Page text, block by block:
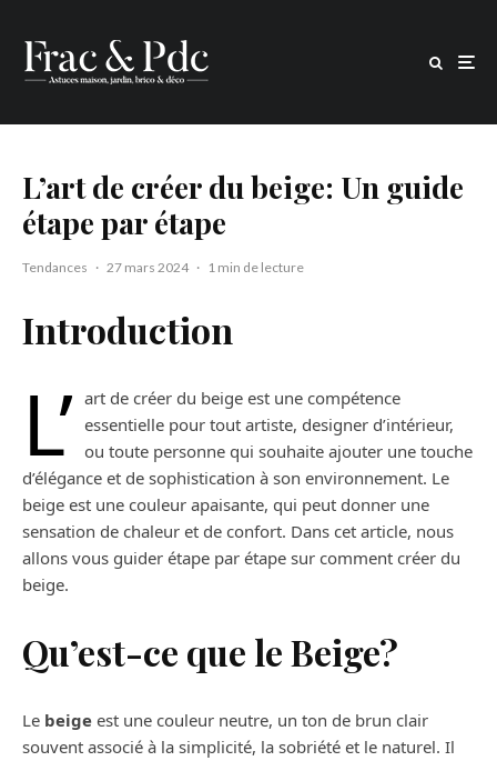
L’art de créer du beige: Un guide
étape par étape
Tendances · 27 mars 2024 · 1 min de lecture
Introduction
L’ art de créer du beige est une compétence
essentielle pour tout artiste, designer d’intérieur,
ou toute personne qui souhaite ajouter une touche
d’élégance et de sophistication à son environnement. Le
beige est une couleur apaisante, qui peut donner une
sensation de chaleur et de confort. Dans cet article, nous
allons vous guider étape par étape sur comment créer du
beige.
Qu’est-ce que le Beige?
Le beige est une couleur neutre, un ton de brun clair
souvent associé à la simplicité, la sobriété et le naturel. Il